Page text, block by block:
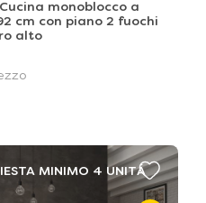
monoblocco a
cm con piano 2 fuochi
alto
MINIMO 4 UNITÁ